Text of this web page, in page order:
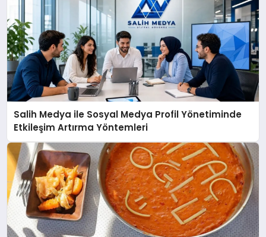
Salih Medya ile Sosyal Medya Profil Yönetiminde
Etkileşim Artırma Yöntemleri